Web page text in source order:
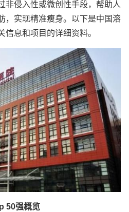
非侵入性或微创性手段，帮助人
，实现精准瘦身。以下是中国溶
信息和项目的详细资料。
50强概览